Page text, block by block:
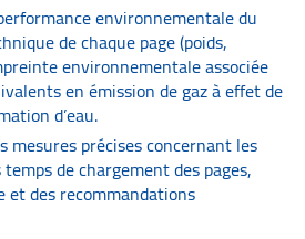
environnementale du
de chaque page (poids,
environnementale associée
en émission de gaz à effet de
d’eau.
mesures précises concernant les
de chargement des pages,
des recommandations